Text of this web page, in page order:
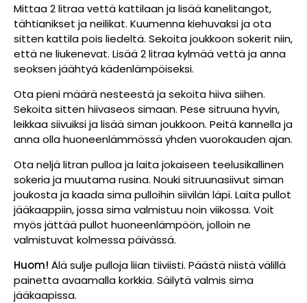
Mittaa 2 litraa vettä kattilaan ja lisää kanelitangot,
tähtianikset ja neilikat. Kuumenna kiehuvaksi ja ota
sitten kattila pois liedeltä. Sekoita joukkoon sokerit niin,
että ne liukenevat. Lisää 2 litraa kylmää vettä ja anna
seoksen jäähtyä kädenlämpöiseksi.
Ota pieni määrä nesteestä ja sekoita hiiva siihen.
Sekoita sitten hiivaseos simaan. Pese sitruuna hyvin,
leikkaa siivuiksi ja lisää siman joukkoon. Peitä kannella ja
anna olla huoneenlämmössä yhden vuorokauden ajan.
Ota neljä litran pulloa ja laita jokaiseen teelusikallinen
sokeria ja muutama rusina. Nouki sitruunasiivut siman
joukosta ja kaada sima pulloihin siivilän läpi. Laita pullot
jääkaappiin, jossa sima valmistuu noin viikossa. Voit
myös jättää pullot huoneenlämpöön, jolloin ne
valmistuvat kolmessa päivässä.
Huom! Älä sulje pulloja liian tiiviisti. Päästä niistä välillä
painetta avaamalla korkkia. Säilytä valmis sima
jääkaapissa.